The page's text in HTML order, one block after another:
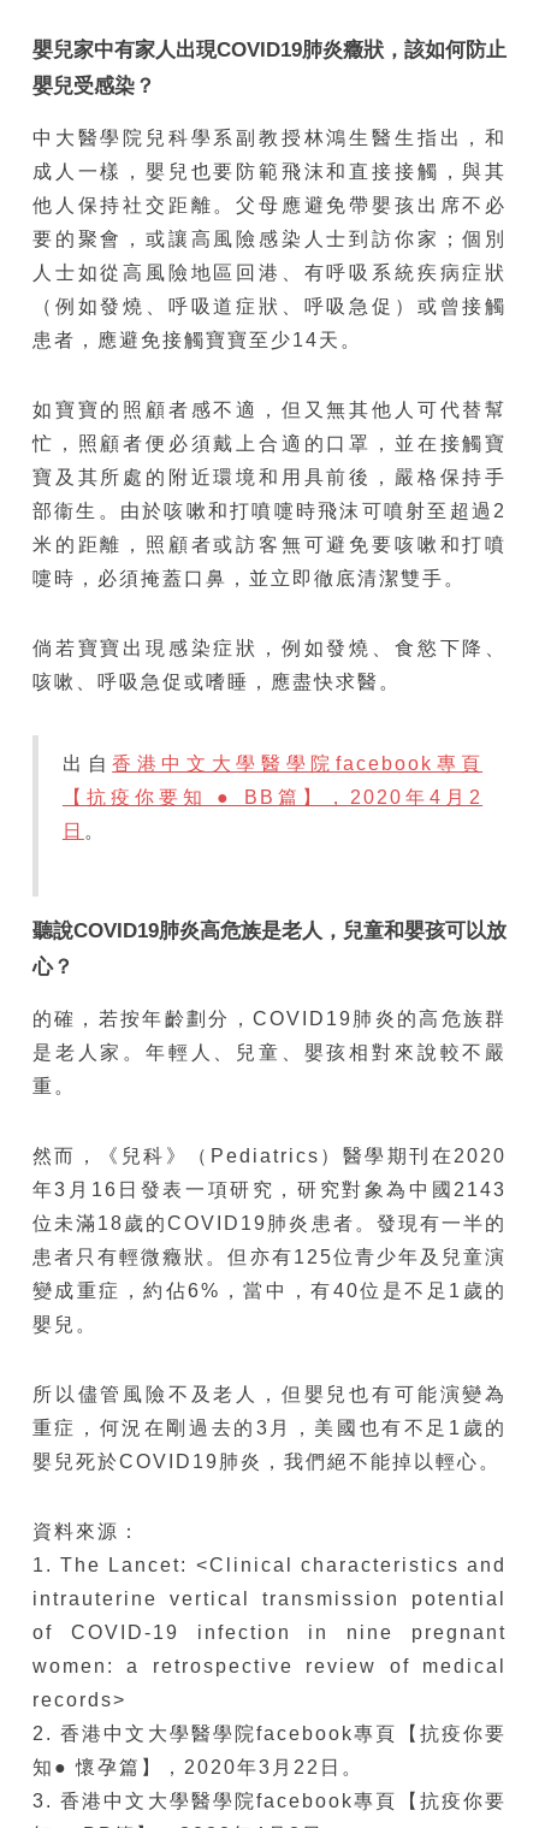
嬰兒家中有家人出現COVID19肺炎癥狀，該如何防止
嬰兒受感染？
中大醫學院兒科學系副教授林鴻生醫生指出，和
成人一樣，嬰兒也要防範飛沫和直接接觸，與其
他人保持社交距離。父母應避免帶嬰孩出席不必
要的聚會，或讓高風險感染人士到訪你家；個別
人士如從高風險地區回港、有呼吸系統疾病症狀
（例如發燒、呼吸道症狀、呼吸急促）或曾接觸
患者，應避免接觸寶寶至少14天。
如寶寶的照顧者感不適，但又無其他人可代替幫
忙，照顧者便必須戴上合適的口罩，並在接觸寶
寶及其所處的附近環境和用具前後，嚴格保持手
部衞生。由於咳嗽和打噴嚏時飛沫可噴射至超過2
米的距離，照顧者或訪客無可避免要咳嗽和打噴
嚏時，必須掩蓋口鼻，並立即徹底清潔雙手。
倘若寶寶出現感染症狀，例如發燒、食慾下降、
咳嗽、呼吸急促或嗜睡，應盡快求醫。
出自香港中文大學醫學院facebook專頁
【抗疫你要知 ● BB篇】，2020年4月2
日 。
聽說COVID19肺炎高危族是老人，兒童和嬰孩可以放
心？
的確，若按年齡劃分，COVID19肺炎的高危族群
是老人家。年輕人、兒童、嬰孩相對來說較不嚴
重。
然而，《兒科》（Pediatrics）醫學期刊在2020
年3月16日發表一項研究，研究對象為中國2143
位未滿18歲的COVID19肺炎患者。發現有一半的
患者只有輕微癥狀。但亦有125位青少年及兒童演
變成重症，約佔6%，當中，有40位是不足1歲的
嬰兒。
所以儘管風險不及老人，但嬰兒也有可能演變為
重症，何況在剛過去的3月，美國也有不足1歲的
嬰兒死於COVID19肺炎，我們絕不能掉以輕心。
資料來源：
1. The Lancet: <Clinical characteristics and
intrauterine vertical transmission potential
of COVID-19 infection in nine pregnant
women: a retrospective review of medical
records>
2. 香港中文大學醫學院facebook專頁【抗疫你要
知● 懷孕篇】，2020年3月22日。
3. 香港中文大學醫學院facebook專頁【抗疫你要